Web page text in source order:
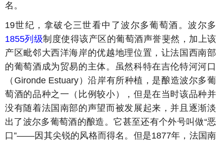
名。
19世纪，拿破仑三世看中了波尔多葡萄酒。波尔多
1855列级制度使得该产区的葡萄酒声誉斐然，加上该
产区毗邻大西洋海岸的优越地理位置，让法国西南部
的葡萄酒成为贸易的主体。虽然科特在吉伦特河河口
（Gironde Estuary）沿岸有所种植，是酿造波尔多葡
萄酒的品种之一（比例较小），但是在当时该品种并
没有随着法国南部的声望而被发展起来，并且逐渐淡
出了波尔多葡萄酒的酿造。它甚至还有个外号叫做“恶
口”——因其尖锐的风格而得名。但是1877年，法国南